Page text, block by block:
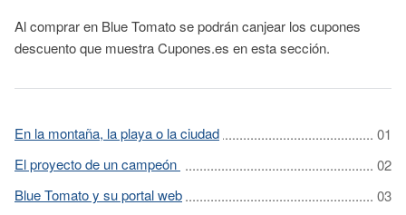
Al comprar en Blue Tomato se podrán canjear los cupones
descuento que muestra Cupones.es en esta sección.
En la montaña, la playa o la ciudad
El proyecto de un campeón
Blue Tomato y su portal web